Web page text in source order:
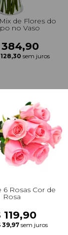
de Flores do
no Vaso
384,90
sem juros
6 Rosas Cor de
Rosa
119,90
39,97 sem juros